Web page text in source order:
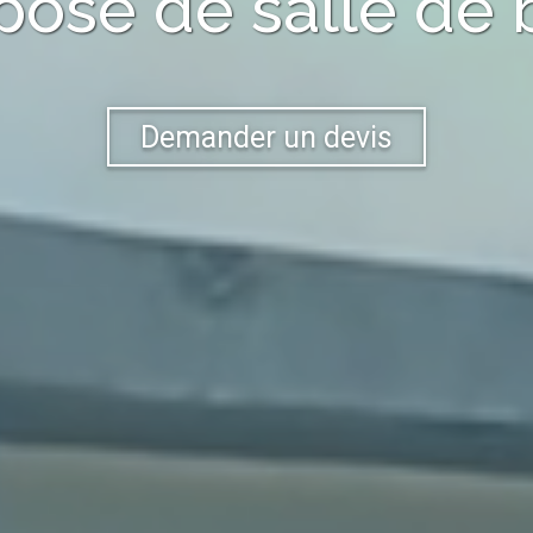
Demander un devis